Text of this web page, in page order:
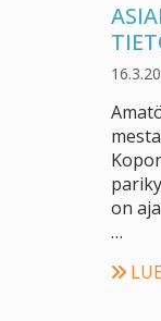
on
…